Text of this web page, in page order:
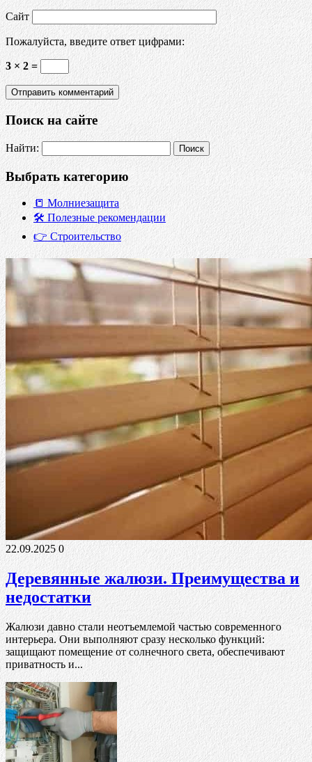
Сайт
Пожалуйста, введите ответ цифрами:
3 × 2 =
Поиск на сайте
Найти:
Выбрать категорию
📒 Молниезащита
🛠️ Полезные рекомендации
👉 Строительство
22.09.2025 0
Деревянные жалюзи. Преимущества и
недостатки
Жалюзи давно стали неотъемлемой частью современного
интерьера. Они выполняют сразу несколько функций:
защищают помещение от солнечного света, обеспечивают
приватность и...